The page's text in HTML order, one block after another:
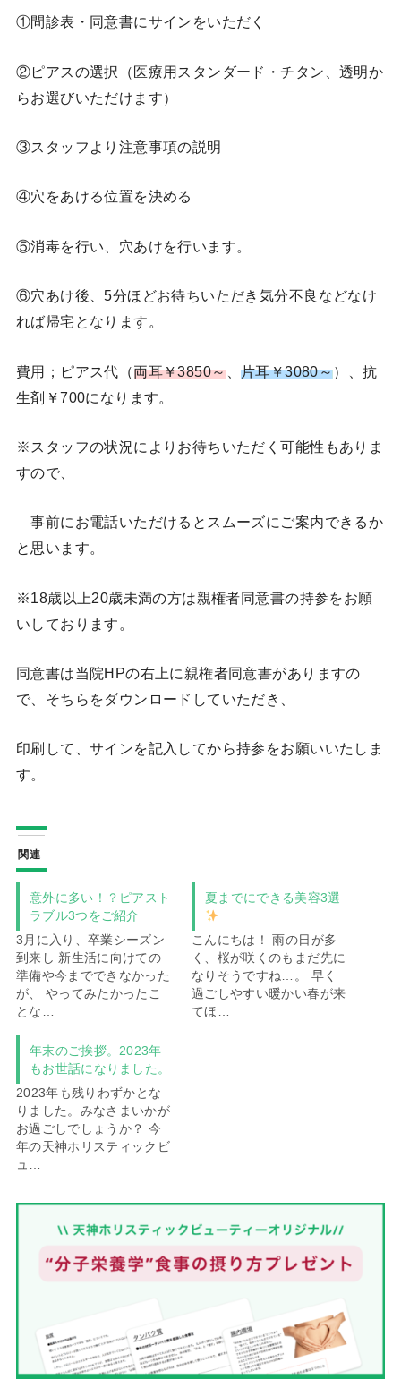
①問診表・同意書にサインをいただく
②ピアスの選択（医療用スタンダード・チタン、透明か
らお選びいただけます）
③スタッフより注意事項の説明
④穴をあける位置を決める
⑤消毒を行い、穴あけを行います。
⑥穴あけ後、5分ほどお待ちいただき気分不良などなけ
れば帰宅となります。
費用；ピアス代（両耳￥3850～、 片耳￥3080～）、抗
生剤￥700になります。
※スタッフの状況によりお待ちいただく可能性もありま
すので、
事前にお電話いただけるとスムーズにご案内できるか
と思います。
※18歳以上20歳未満の方は親権者同意書の持参をお願
いしております。
同意書は当院HPの右上に親権者同意書がありますの
で、そちらをダウンロードしていただき、
印刷して、サインを記入してから持参をお願いいたしま
す。
関連
意外に多い！？ピアスト
ラブル3つをご紹介
3月に入り、卒業シーズン
到来し 新生活に向けての
準備や今までできなかった
が、 やってみたかったこ
とな…
夏までにできる美容3選
こんにちは！ 雨の日が多
く、桜が咲くのもまだ先に
なりそうですね…。 早く
過ごしやすい暖かい春が来
てほ…
年末のご挨拶。2023年
もお世話になりました。
2023年も残りわずかとな
りました。みなさまいかが
お過ごしでしょうか？ 今
年の天神ホリスティックビ
ュ…